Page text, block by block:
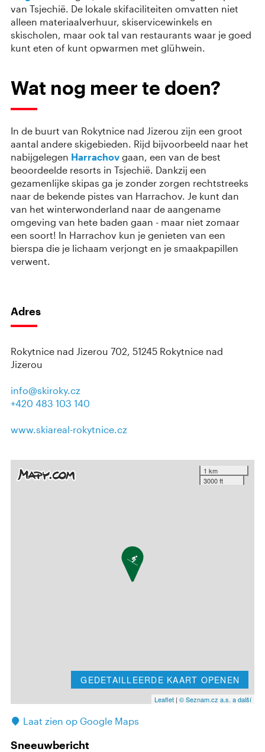
van Tsjechië. De lokale skifaciliteiten omvatten niet
alleen materiaalverhuur, skiservicewinkels en
skischolen, maar ook tal van restaurants waar je goed
kunt eten of kunt opwarmen met glühwein.
Wat nog meer te doen?
In de buurt van Rokytnice nad Jizerou zijn een groot
aantal andere skigebieden. Rijd bijvoorbeeld naar het
nabijgelegen Harrachov gaan, een van de best
beoordeelde resorts in Tsjechië. Dankzij een
gezamenlijke skipas ga je zonder zorgen rechtstreeks
naar de bekende pistes van Harrachov. Je kunt dan
van het winterwonderland naar de aangename
omgeving van hete baden gaan - maar niet zomaar
een soort! In Harrachov kun je genieten van een
bierspa die je lichaam verjongt en je smaakpapillen
verwent.
Adres
Rokytnice nad Jizerou 702, 51245 Rokytnice nad
Jizerou
info@skiroky.cz
+420 483 103 140
www.skiareal-rokytnice.cz
1 km
3000 ft
GEDETAILLEERDE KAART OPENEN
Leaflet | © Seznam.cz a.s. a další
Laat zien op Google Maps
Sneeuwbericht